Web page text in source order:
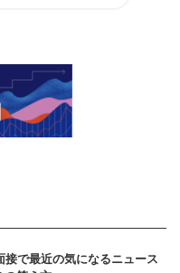
接で最近の気になるニュース